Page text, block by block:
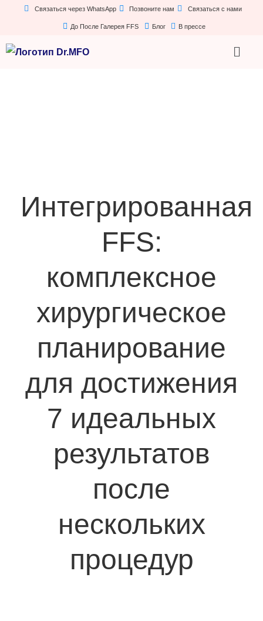
Связаться через WhatsApp Позвоните нам Связаться с нами
До После Галерея FFS Блог В прессе
Интегрированная
FFS:
комплексное
хирургическое
планирование
для достижения
7 идеальных
результатов
после
нескольких
процедур